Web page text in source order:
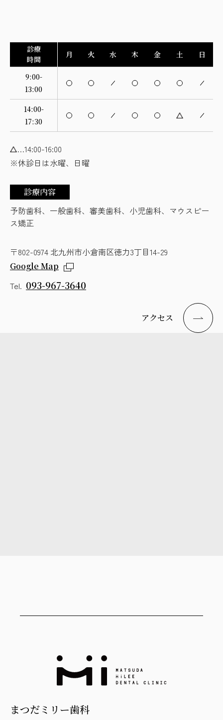
診療
時間
月 火 水 木 金 土 日
9:00-
13:00
14:00-
17:30
…14:00-16:00
※休診日は水曜、日曜
診療内容
予防歯科、一般歯科、審美歯科、小児歯科、マウスピー
ス矯正
〒802-0974 北九州市小倉南区徳力3丁目14-29
Google Map
Tel. 093-967-3640
アクセス
まつだミリー歯科